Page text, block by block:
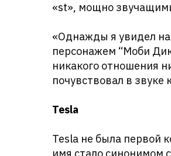
«st», мощно
«Однажды я увидел
персонажем “Моби
никакого отношения
почувствовал в
Tesla
Tesla не была первой